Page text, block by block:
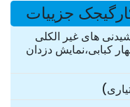
جزییات
های غیر الکلی
کبابی،نمایش دزدان